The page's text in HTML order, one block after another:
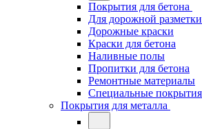
Покрытия для бетона
Для дорожной
Дорожные краски
Краски для бетона
Наливные полы
Пропитки для бетона
Ремонтные материалы
Специальные покрытия
Покрытия для металла